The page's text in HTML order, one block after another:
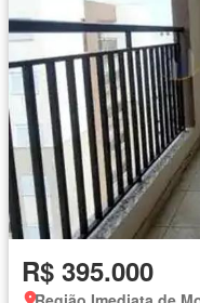
R$ 395.000